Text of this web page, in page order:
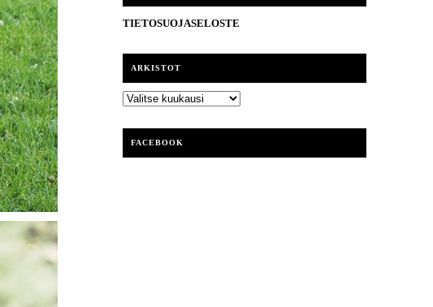
TIETOSUOJASELOSTE
ARKISTOT
ARKISTOT
FACEBOOK